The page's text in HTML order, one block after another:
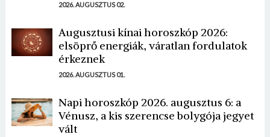
2026. AUGUSZTUS 02.
Augusztusi kínai horoszkóp 2026:
elsöprő energiák, váratlan fordulatok
érkeznek
2026. AUGUSZTUS 01.
Napi horoszkóp 2026. augusztus 6: a
Vénusz, a kis szerencse bolygója jegyet
vált